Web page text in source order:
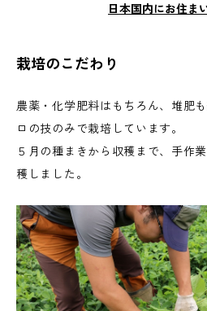
日本国内にお住ま
栽培のこだわり
農薬・化学肥料はもちろん、堆肥
ロの技のみで栽培しています。
５月の種まきから収穫まで、手作
穫しました。